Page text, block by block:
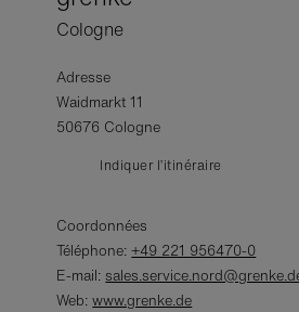
Cologne
Adresse
Waidmarkt 11
50676 Cologne
Indiquer l’itinéraire
Coordonnées
Téléphone:+49 221 956470-0
E-mail:
Web:www.grenke.de